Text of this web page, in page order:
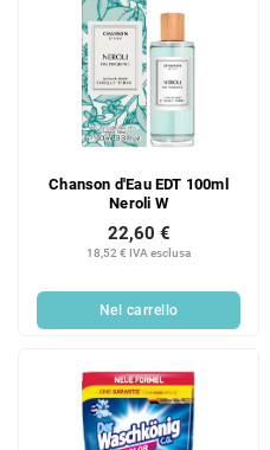
Chanson d'Eau EDT 100ml
Neroli W
18,52 € IVA esclusa
22,60 €
Nel carrello